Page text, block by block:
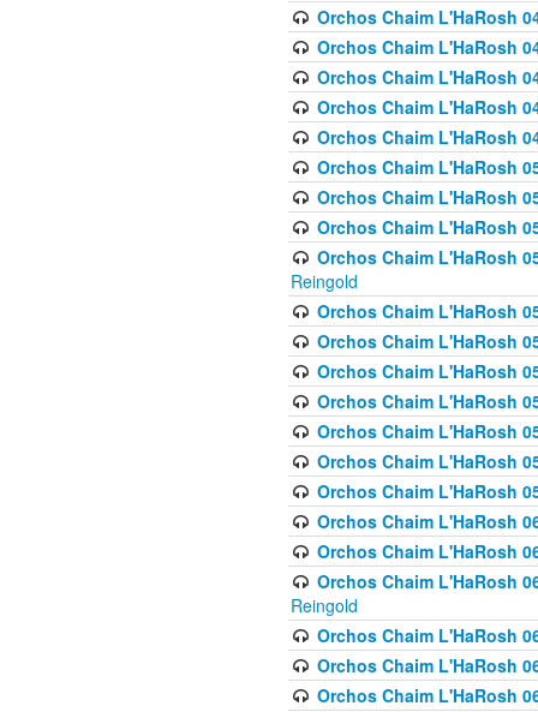
Orchos Chaim L'HaRosh
Orchos Chaim L'HaRosh
Orchos Chaim L'HaRosh
Orchos Chaim L'HaRosh
Orchos Chaim L'HaRosh
Orchos Chaim L'HaRosh
Orchos Chaim L'HaRosh
Orchos Chaim L'HaRosh
Orchos Chaim L'HaRosh
Reingold
Orchos Chaim L'HaRosh
Orchos Chaim L'HaRosh
Orchos Chaim L'HaRosh
Orchos Chaim L'HaRosh
Orchos Chaim L'HaRosh
Orchos Chaim L'HaRosh
Orchos Chaim L'HaRosh
Orchos Chaim L'HaRosh
Orchos Chaim L'HaRosh
Orchos Chaim L'HaRosh
Reingold
Orchos Chaim L'HaRosh
Orchos Chaim L'HaRosh
Orchos Chaim L'HaRosh